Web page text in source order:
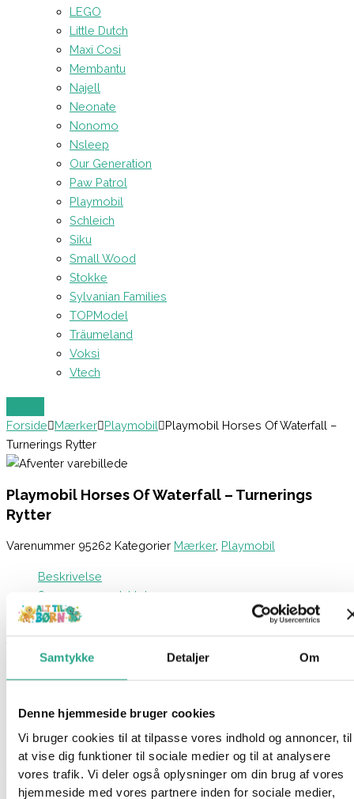
Samtykke Detaljer Om
Denne hjemmeside bruger cookies
Vi bruger cookies til at tilpasse vores indhold og annoncer, til
at vise dig funktioner til sociale medier og til at analysere
vores trafik. Vi deler også oplysninger om din brug af vores
hjemmeside med vores partnere inden for sociale medier,
LEGO
Little Dutch
Maxi Cosi
Membantu
Najell
Neonate
Nonomo
Nsleep
Our Generation
Paw Patrol
Playmobil
Schleich
Siku
Small Wood
Stokke
Sylvanian Families
TOPModel
Träumeland
Voksi
Vtech
Forside Mærker Playmobil
Playmobil Horses Of Waterfall –
Turnerings Rytter
Playmobil Horses Of Waterfall – Turnerings
Rytter
Varenummer 95262 Kategorier Mærker, Playmobil
Beskrivelse
Spørg om produktet
Rid med ind i nye Waterfall-eventyr med PLAYMOBIL-
Indeholder en PLAYMOBIL-figur, en hest og sødt ekstra tilbehør.
og hendes hannoveranervallak har trænet i ugevis til denne
særlige dag – og i dag kan holdet vise hele Waterfall-regionen,
hvad de kan! Til sidst er hun meget stolt af vallakken, der får
tildelt et af de farverige æresbånd.